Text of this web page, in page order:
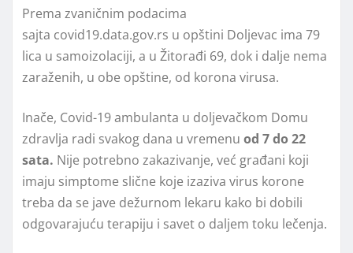
Prema zvaničnim podacima
sajta covid19.data.gov.rs u opštini Doljevac ima 79
lica u samoizolaciji, a u Žitorađi 69, dok i dalje nema
zaraženih, u obe opštine, od korona virusa.
Inače, Covid-19 ambulanta u doljevačkom Domu
zdravlja radi svakog dana u vremenu od 7 do 22
sata. Nije potrebno zakazivanje, već građani koji
imaju simptome slične koje izaziva virus korone
treba da se jave dežurnom lekaru kako bi dobili
odgovarajuću terapiju i savet o daljem toku lečenja.